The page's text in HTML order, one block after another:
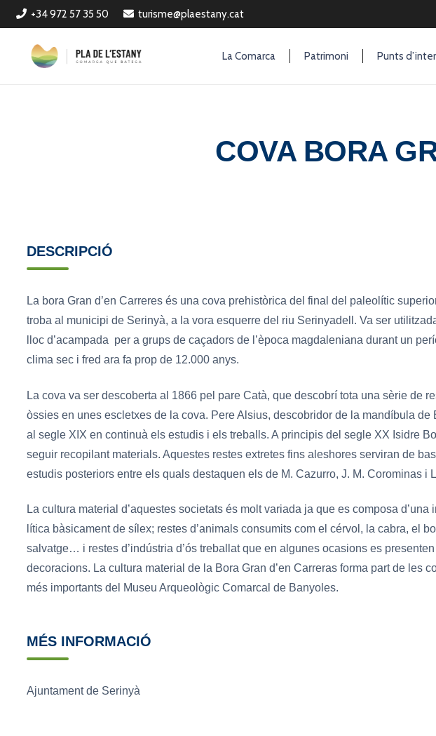
+34 972 57 35 50 turisme@plaestany.cat
La Comarca Patrimoni Punts
COVA BORA
DESCRIPCIÓ
La bora Gran d’en Carreres és una cova prehistòrica del final del paleolític
troba al municipi de Serinyà, a la vora esquerre del riu Serinyadell. Va ser
lloc d’acampada per a grups de caçadors de l’època magdaleniana durant un
clima sec i fred ara fa prop de 12.000 anys.
La cova va ser descoberta al 1866 pel pare Catà, que descobrí tota una sèrie de
òssies en unes escletxes de la cova. Pere Alsius, descobridor de la mandíbula de
al segle XIX en continuà els estudis i els treballs. A principis del segle XX Isidre
seguir recopilant materials. Aquestes restes extretes fins aleshores serviran de
estudis posteriors entre els quals destaquen els de M. Cazurro, J. M. Corominas i
La cultura material d’aquestes societats és molt variada ja que es composa d’una
lítica bàsicament de sílex; restes d’animals consumits com el cérvol, la cabra, el
salvatge… i restes d’indústria d’ós treballat que en algunes ocasions es
decoracions. La cultura material de la Bora Gran d’en Carreras forma part de les
més importants del Museu Arqueològic Comarcal de Banyoles.
MÉS INFORMACIÓ
Ajuntament de Serinyà